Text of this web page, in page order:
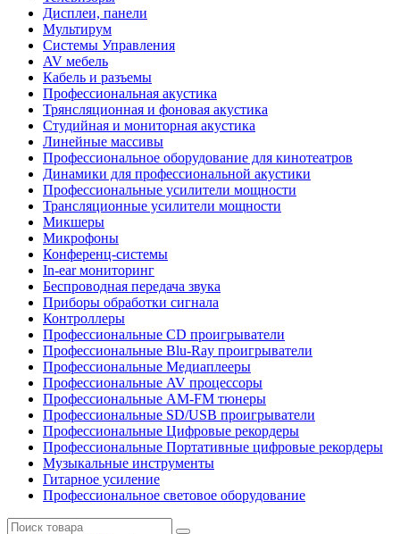
Дисплеи, панели
Мультирум
Системы Управления
AV мебель
Кабель и разъемы
Профессиональная акустика
Трянсляционная и фоновая акустика
Студийная и мониторная акустика
Линейные массивы
Профессиональное оборудование для кинотеатров
Динамики для профессиональной акустики
Профессиональные усилители мощности
Трансляционные усилители мощности
Микшеры
Микрофоны
Конференц-системы
In-ear мониторинг
Беспроводная передача звука
Приборы обработки сигнала
Контроллеры
Профессиональные СD проигрыватели
Профессиональные Blu-Ray проигрыватели
Профессиональные Медиаплееры
Профессиональные AV процессоры
Профессиональные AM-FM тюнеры
Профессиональные SD/USB проигрыватели
Профессиональные Цифровые рекордеры
Профессиональные Портативные цифровые рекордеры
Музыкальные инструменты
Гитарное усиление
Профессиональное световое оборудование